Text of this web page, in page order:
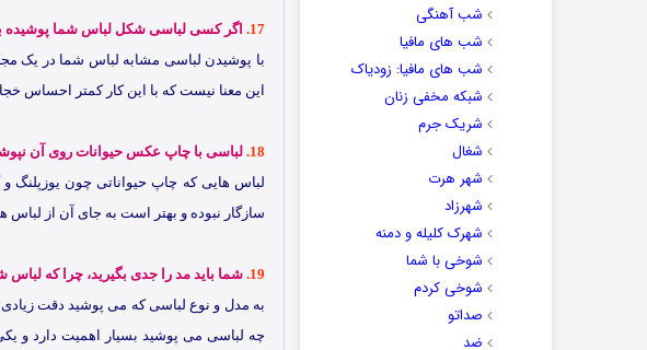
شب آهنگی
شب های مافیا
شب های مافیا: زودیاک
شبکه مخفی زنان
شریک جرم
شغال
شهر هرت
شهرزاد
شهرک کلیله و دمنه
شوخی با شما
شوخی کردم
صداتو
ضد
17. اگر کسی لباسی شکل لباس شما پوشیده
با پوشیدن لباسی مشابه لباس شما در یک
این معنا نیست که با این کار کمتر احساس
18. لباسی با چاپ عکس حیوانات روی آن
لباس هایی که چاپ حیواناتی چون یوزپلنگ
سازگار نبوده و بهتر است به جای آن از
19. شما باید مد را جدی بگیرید، چرا که
به مدل و نوع لباسی که می پوشید دقت
چه لباسی می پوشید بسیار اهمیت دارد و